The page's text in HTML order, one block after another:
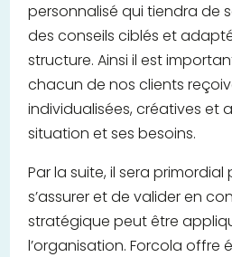
personnalisé qui tiendra de
des conseils ciblés et
structure. Ainsi il est
chacun de nos clients
individualisées, créatives et
situation et ses besoins.
Par la suite, il sera
s’assurer et de valider en
stratégique peut être
l’organisation. Forcola offre